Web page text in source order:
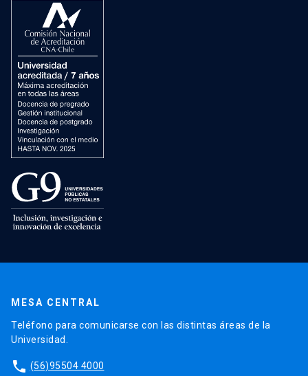
MESA CENTRAL
Teléfono para comunicarse con las distintas áreas de la
Universidad.
phone (56)95504 4000